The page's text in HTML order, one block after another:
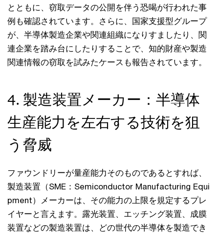
とともに、窃取データの公開を伴う恐喝が行われた事
例も確認されています。さらに、国家支援型グループ
が、半導体製造企業や関連組織になりすましたり、関
連企業を踏み台にしたりすることで、知的財産や製造
関連情報の窃取を試みたケースも報告されています。
4. 製造装置メーカー：半導体
生産能力を左右する技術を狙
う脅威
ファウンドリーが量産能力そのものであるとすれば、
製造装置（SME：Semiconductor Manufacturing Equi
pment）メーカーは、その能力の上限を規定するプレ
イヤーと言えます。露光装置、エッチング装置、成膜
装置などの製造装置は、どの世代の半導体を製造でき